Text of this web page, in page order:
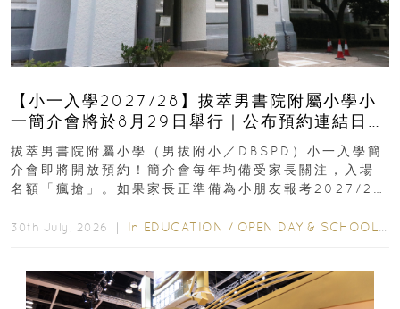
【小一入學2027/28】拔萃男書院附屬小學小
一簡介會將於8月29日舉行｜公布預約連結日期
｜更設有網上重溫
拔萃男書院附屬小學（男拔附小／DBSPD）小一入學簡
介會即將開放預約！簡介會每年均備受家長關注，入場
名額「瘋搶」。如果家長正準備為小朋友報考2027/28
30th July, 2026 ｜ In EDUCATION / OPEN DAY & SCHOOL EVENTS